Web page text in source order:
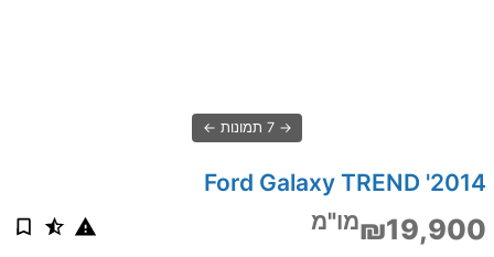
7 תמונות
2014' Ford Galaxy TREND
₪19,900מו"מ